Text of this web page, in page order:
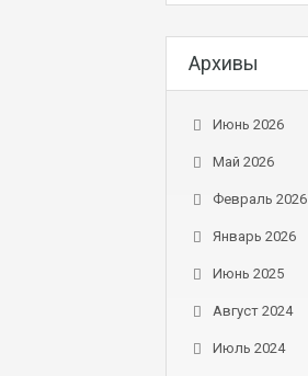
Архивы
Июнь 2026
Май 2026
Февраль 2026
Январь 2026
Июнь 2025
Август 2024
Июль 2024